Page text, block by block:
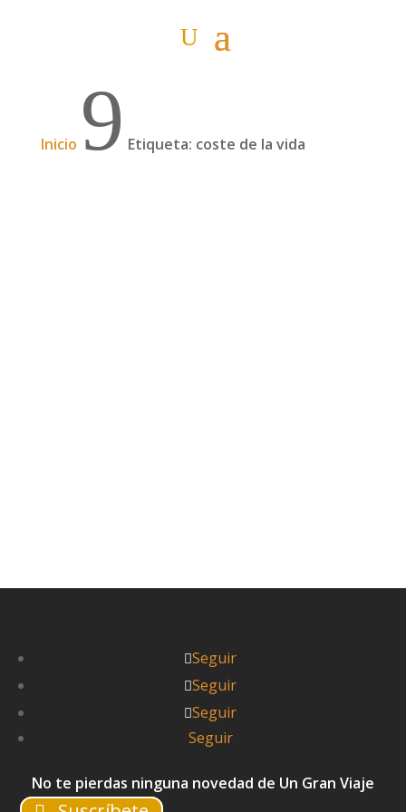
Inicio 9 Etiqueta: coste de la vida
Seguir
Seguir
Seguir
Seguir
No te pierdas ninguna novedad de Un Gran Viaje